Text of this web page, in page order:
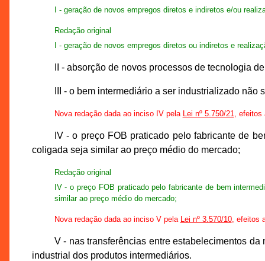
I - geração de novos empregos diretos e indiretos e/ou
Redação original
I - geração de novos empregos diretos ou indiretos e
II - absorção de novos processos de tecnologia
III - o bem intermediário a ser industrializado
Nova redação dada ao inciso IV pela Lei nº 5.750/21, efeitos
IV - o preço FOB praticado pelo fabricante de
coligada seja similar ao preço médio do mercado;
Redação original
IV - o preço FOB praticado pelo fabricante de bem
similar ao preço médio do mercado;
Nova redação dada ao inciso V pela Lei nº 3.570/10, efeitos
V - nas transferências entre estabelecimentos
industrial dos produtos intermediários.